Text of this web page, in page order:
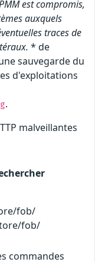
est compromis,
auxquels
traces de
* de
sauvegarde du
d'exploitations
.
malveillantes
fob/
fob/
commandes